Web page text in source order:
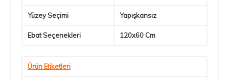
Yüzey Seçimi Yapışkansız
Ebat Seçenekleri 120x60 Cm
Ürün Etiketleri